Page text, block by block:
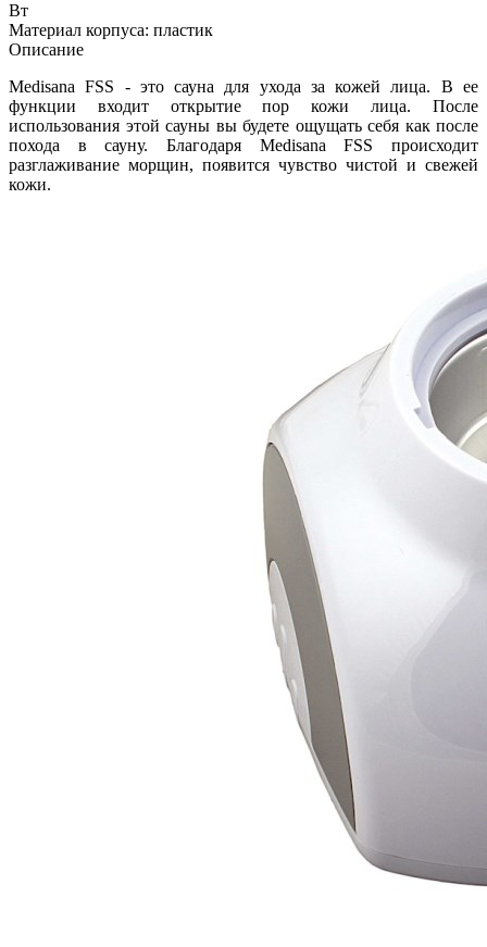
Вт
Материал корпуса: пластик
Описание
Medisana FSS - это сауна для ухода за кожей лица. В ее
функции входит открытие пор кожи лица. После
использования этой сауны вы будете ощущать себя как после
похода в сауну. Благодаря Medisana FSS происходит
разглаживание морщин, появится чувство чистой и свежей
кожи.